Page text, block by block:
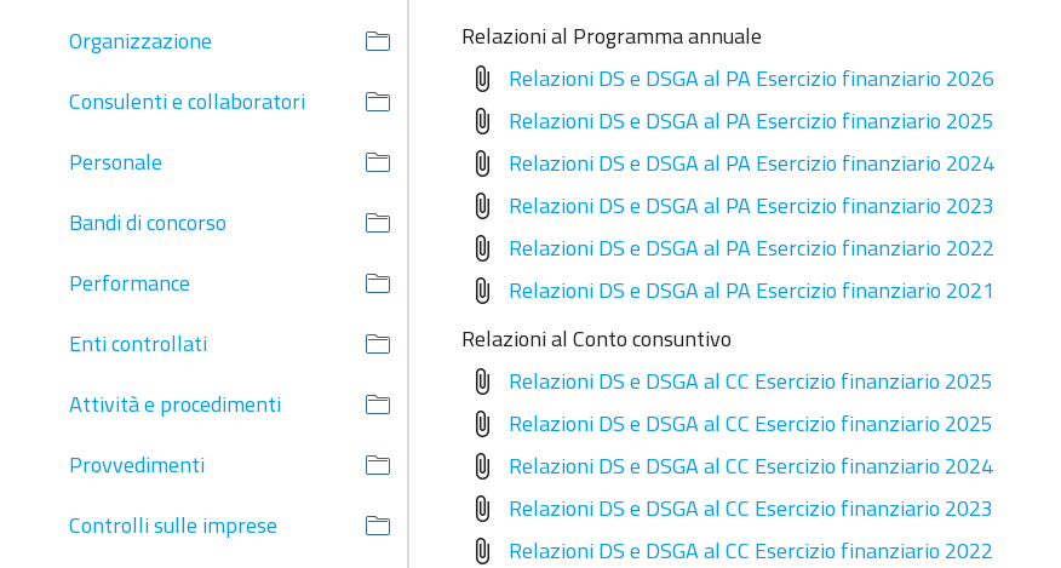
Organizzazione
Consulenti e collaboratori
Personale
Bandi di concorso
Performance
Enti controllati
Attività e procedimenti
Provvedimenti
Controlli sulle imprese
Relazioni al Programma annuale
attach_file Relazioni DS e DSGA al PA Esercizio finanziario 2026
attach_file Relazioni DS e DSGA al PA Esercizio finanziario 2025
attach_file Relazioni DS e DSGA al PA Esercizio finanziario 2024
attach_file Relazioni DS e DSGA al PA Esercizio finanziario 2023
attach_file Relazioni DS e DSGA al PA Esercizio finanziario 2022
attach_file
Relazioni DS e DSGA al PA Esercizio finanziario 2021
Relazioni al Conto consuntivo
attach_file Relazioni DS e DSGA al CC Esercizio finanziario 2025
attach_file Relazioni DS e DSGA al CC Esercizio finanziario 2025
attach_file Relazioni DS e DSGA al CC Esercizio finanziario 2024
attach_file Relazioni DS e DSGA al CC Esercizio finanziario 2023
attach_file Relazioni DS e DSGA al CC Esercizio finanziario 2022